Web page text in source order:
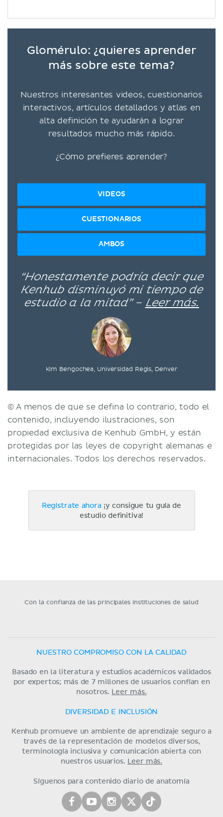
Glomérulo: ¿quieres aprender
más sobre este tema?
Nuestros interesantes videos, cuestionarios
interactivos, artículos detallados y atlas en
alta definición te ayudarán a lograr
resultados mucho más rápido.
¿Cómo prefieres aprender?
VIDEOS
CUESTIONARIOS
AMBOS
“Honestamente podría decir que
Kenhub disminuyó mi tiempo de
estudio a la mitad” – Leer más.
Kim Bengochea, Universidad Regis, Denver
© A menos de que se defina lo contrario, todo el
contenido, incluyendo ilustraciones, son
propiedad exclusiva de Kenhub GmbH, y están
protegidas por las leyes de copyright alemanas e
internacionales. Todos los derechos reservados.
Regístrate ahora ¡y consigue tu guía de
estudio definitiva!
Con la confianza de las principales instituciones de salud
NUESTRO COMPROMISO CON LA CALIDAD
Basado en la literatura y estudios académicos validados
por expertos; más de 7 millones de usuarios confían en
nosotros.
Leer más.
DIVERSIDAD E INCLUSIÓN
Kenhub promueve un ambiente de aprendizaje seguro a
través de la representación de modelos diversos,
terminología inclusiva y comunicación abierta con
nuestros usuarios.
Leer más.
Síguenos para contenido diario de anatomía